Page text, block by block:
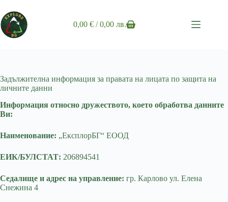
to
content
Shopping
0,00€ / 0,00 лв.
Задължителна информация за правата на лицата по защита на
личните данни
Информация относно дружеството, което обработва данните
Ви:
Наименование: „ЕксплорБГ“ ЕООД
ЕИК/БУЛСТАТ: 206894541
Седалище и адрес на управление: гр. Карлово ул. Елена
Снежина 4